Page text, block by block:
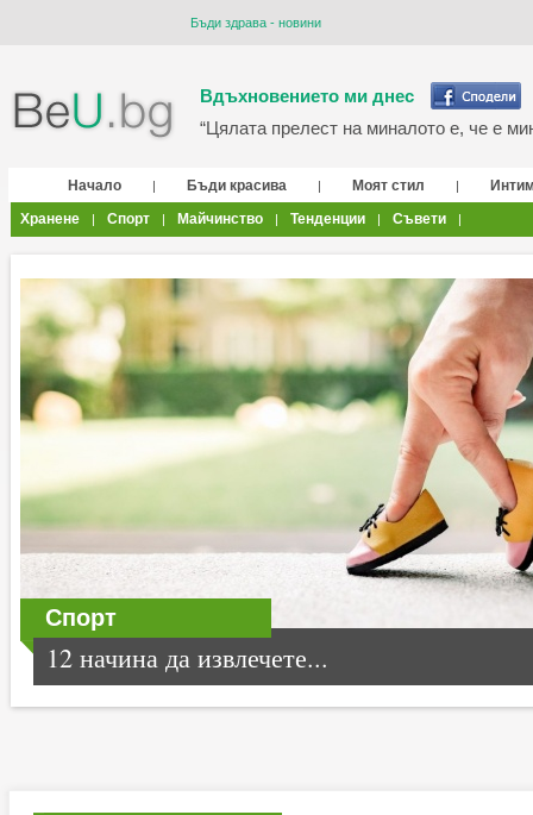
Бъди здрава - новини
Вдъхновението ми днес
“Цялата прелест на миналото е, че е
Начало | Бъди красива | Моят стил |
Хранене
| Спорт | Майчинство | Тенденции | Съвети |
Спорт
12 начина да извлечете...